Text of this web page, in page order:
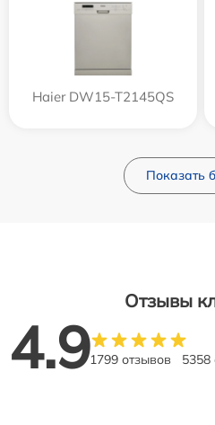
Haier DW15-T2145QS
Показать
Отзывы
4.91799 отзывов 5358